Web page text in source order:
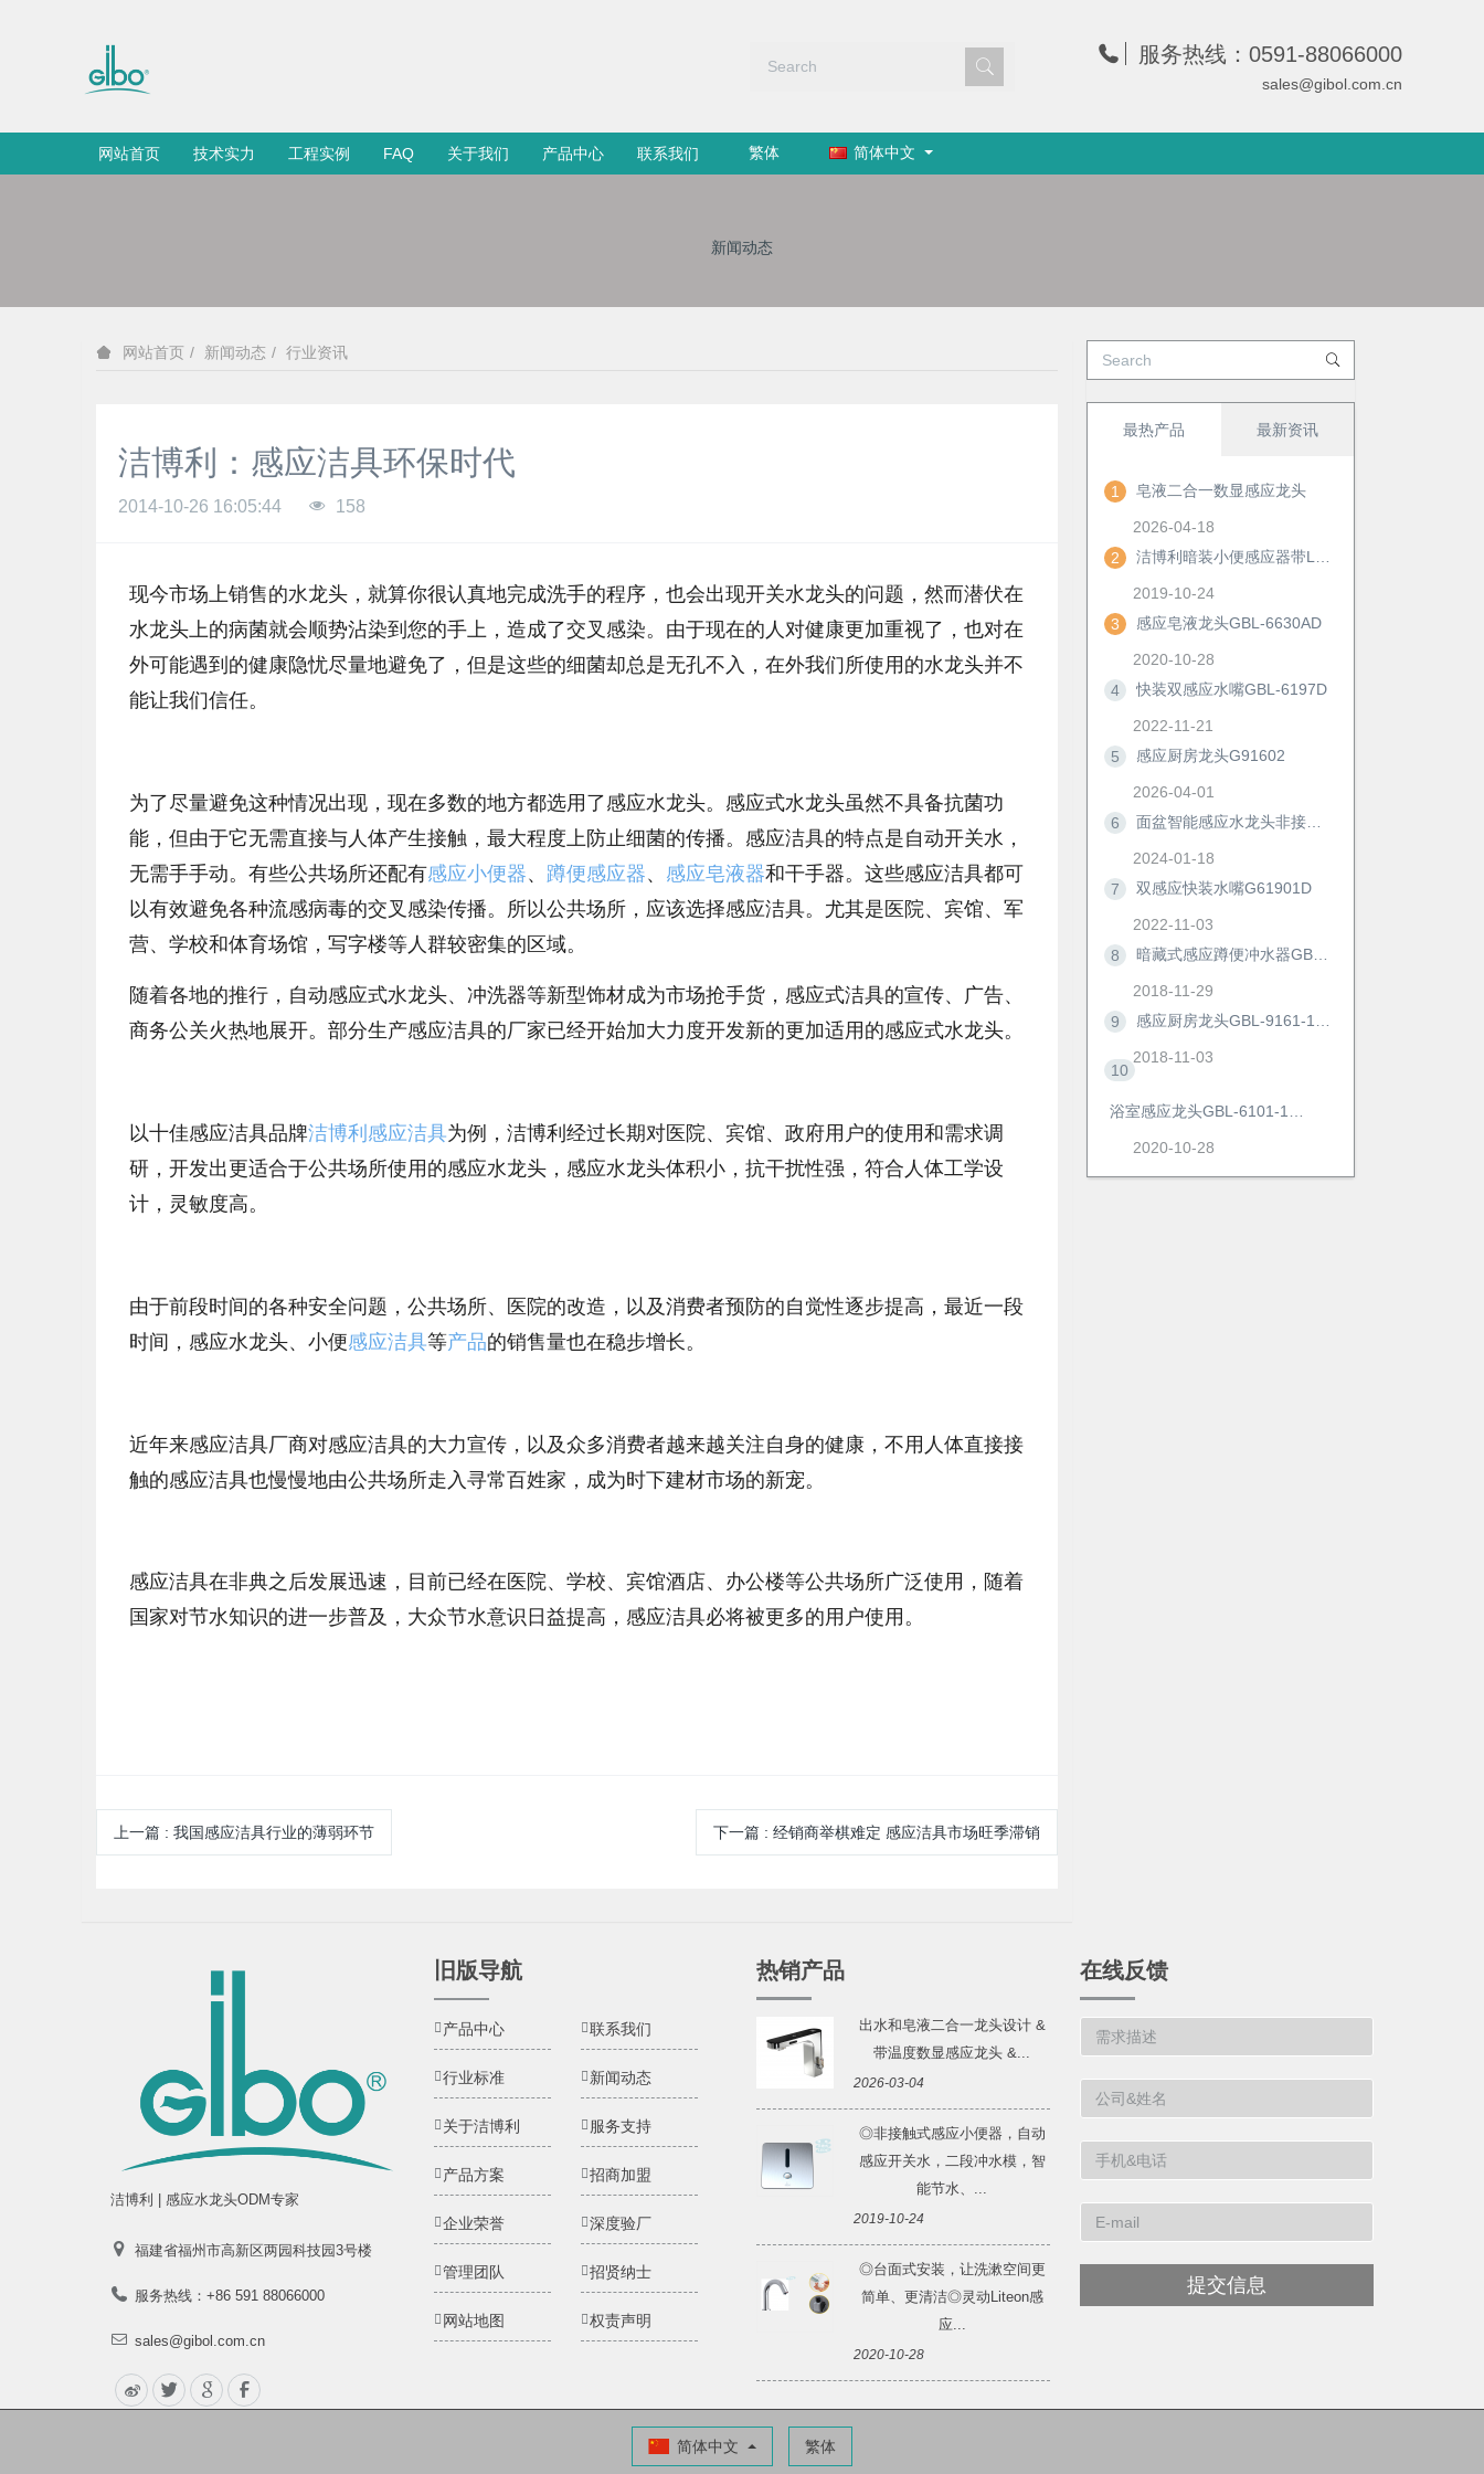
服务热线：0591-88066000
sales@gibol.com.cn
网站首页 技术实力 工程实例 FAQ 关于我们 产品中心 联系我们 繁体 简体中文
新闻动态
网站首页 新闻动态 行业资讯
洁博利：感应洁具环保时代
2014-10-26 16:05:44 158
现今市场上销售的水龙头，就算你很认真地完成洗手的程序，也会出现开关水龙头的问题，然而潜伏在
水龙头上的病菌就会顺势沾染到您的手上，造成了交叉感染。由于现在的人对健康更加重视了，也对在
外可能遇到的健康隐忧尽量地避免了，但是这些的细菌却总是无孔不入，在外我们所使用的水龙头并不
能让我们信任。
为了尽量避免这种情况出现，现在多数的地方都选用了感应水龙头。感应式水龙头虽然不具备抗菌功
能，但由于它无需直接与人体产生接触，最大程度上防止细菌的传播。感应洁具的特点是自动开关水，
无需手手动。有些公共场所还配有感应小便器、 蹲便感应器、 感应皂液器和干手器。这些感应洁具都可
以有效避免各种流感病毒的交叉感染传播。所以公共场所，应该选择感应洁具。尤其是医院、宾馆、军
营、学校和体育场馆，写字楼等人群较密集的区域。
随着各地的推行，自动感应式水龙头、冲洗器等新型饰材成为市场抢手货，感应式洁具的宣传、广告、
商务公关火热地展开。部分生产感应洁具的厂家已经开始加大力度开发新的更加适用的感应式水龙头。
以十佳感应洁具品牌洁博利感应洁具为例，洁博利经过长期对医院、宾馆、政府用户的使用和需求调
研，开发出更适合于公共场所使用的感应水龙头，感应水龙头体积小，抗干扰性强，符合人体工学设
计，灵敏度高。
由于前段时间的各种安全问题，公共场所、医院的改造，以及消费者预防的自觉性逐步提高，最近一段
时间，感应水龙头、小便感应洁具等产品的销售量也在稳步增长。
近年来感应洁具厂商对感应洁具的大力宣传，以及众多消费者越来越关注自身的健康，不用人体直接接
触的感应洁具也慢慢地由公共场所走入寻常百姓家，成为时下建材市场的新宠。
感应洁具在非典之后发展迅速，目前已经在医院、学校、宾馆酒店、办公楼等公共场所广泛使用，随着
国家对节水知识的进一步普及，大众节水意识日益提高，感应洁具必将被更多的用户使用。
上一篇 : 我国感应洁具行业的薄弱环节 下一篇: 经销商举棋难定 感应洁具市场旺季滞销
最热产品 最新资讯
1 皂液二合一数显感应龙头
2026-04-18
2
2019-10-24
3
感应皂液龙头GBL-6630AD
2020-10-28
4
快装双感应水嘴GBL-6197D
2022-11-21
5
感应厨房龙头G91602
2026-04-01
6
2024-01-18
7
双感应快装水嘴G61901D
2022-11-03
8
2018-11-29
9
2018-11-03
10
2020-10-28
洁博利 | 感应水龙头ODM专家
福建省福州市高新区两园科技园3号楼
服务热线：+86 591 88066000
sales@gibol.com.cn
旧版导航
产品中心 联系我们
行业标准 新闻动态
关于洁博利 服务支持
产品方案 招商加盟
企业荣誉 深度验厂
管理团队 招贤纳士
网站地图 权责声明
热销产品
出水和皂液二合一龙头设计 &
带温度数显感应龙头 &...
2026-03-04
◎非接触式感应小便器，自动
感应开关水，二段冲水模，智
能节水、...
2019-10-24
◎台面式安装，让洗漱空间更
简单、更清洁◎灵动Liteon感
应...
2020-10-28
在线反馈
提交信息
简体中文 繁体